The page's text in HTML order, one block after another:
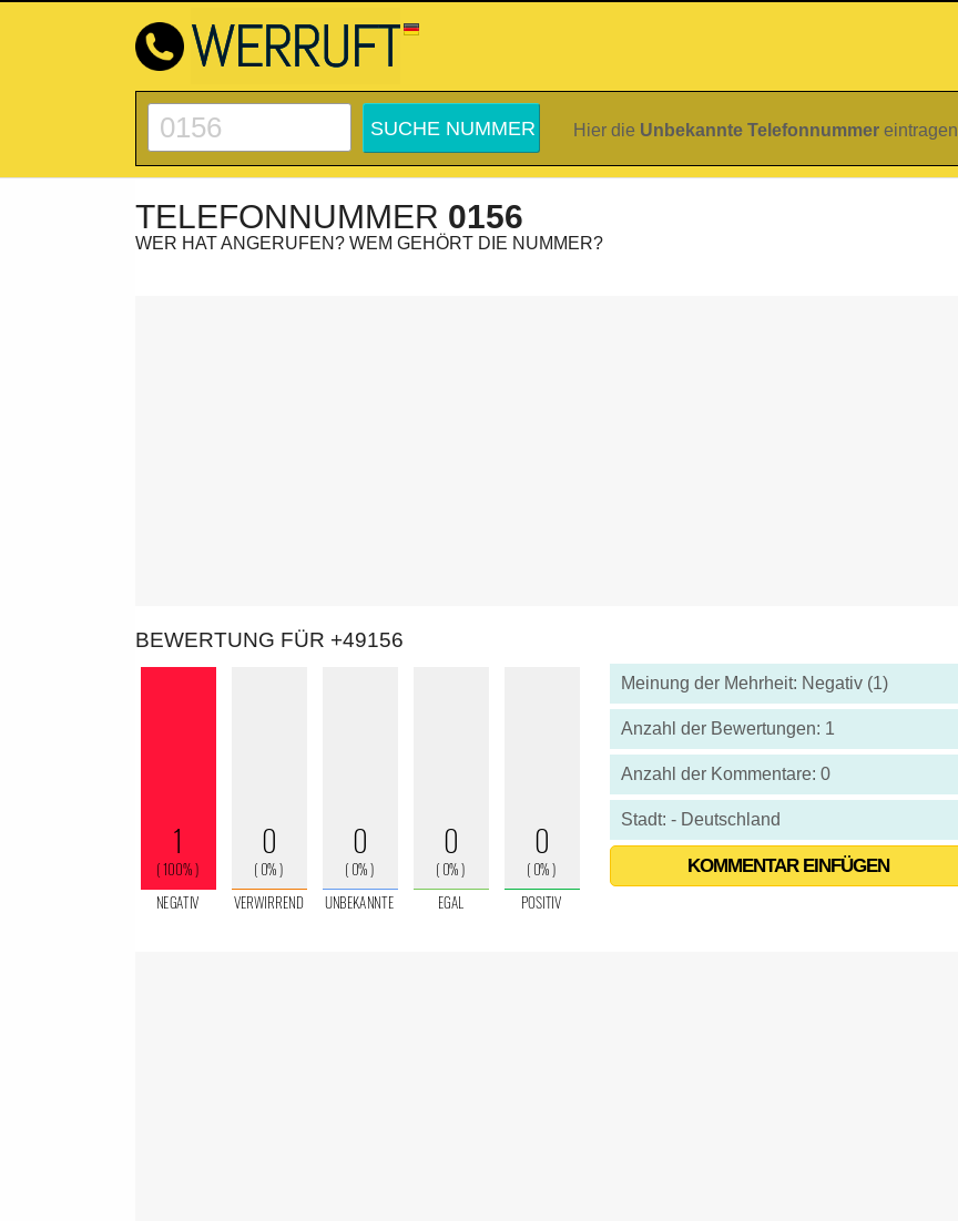
Hier die Unbekannte Telefonnummer eintragen
TELEFONNUMMER 0156
WER HAT ANGERUFEN? WEM GEHÖRT DIE NUMMER?
BEWERTUNG FÜR +49156
Meinung der Mehrheit: Negativ (1)
Anzahl der Bewertungen: 1
Anzahl der Kommentare: 0
Stadt: - Deutschland
KOMMENTAR EINFÜGEN